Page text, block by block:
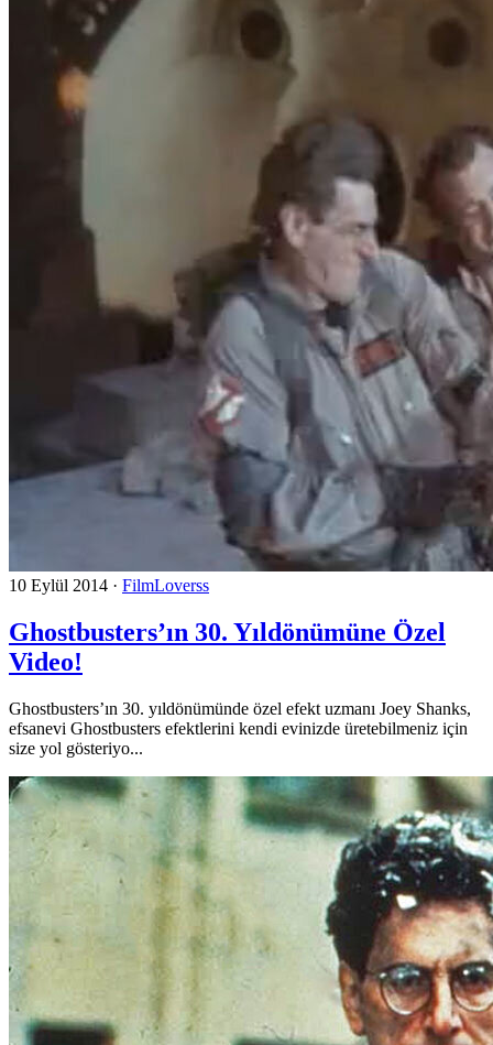
10 Eylül 2014 · FilmLoverss
Ghostbusters’ın 30. Yıldönümüne Özel
Video!
Ghostbusters’ın 30. yıldönümünde özel efekt uzmanı Joey Shanks,
efsanevi Ghostbusters efektlerini kendi evinizde üretebilmeniz için
size yol gösteriyo...